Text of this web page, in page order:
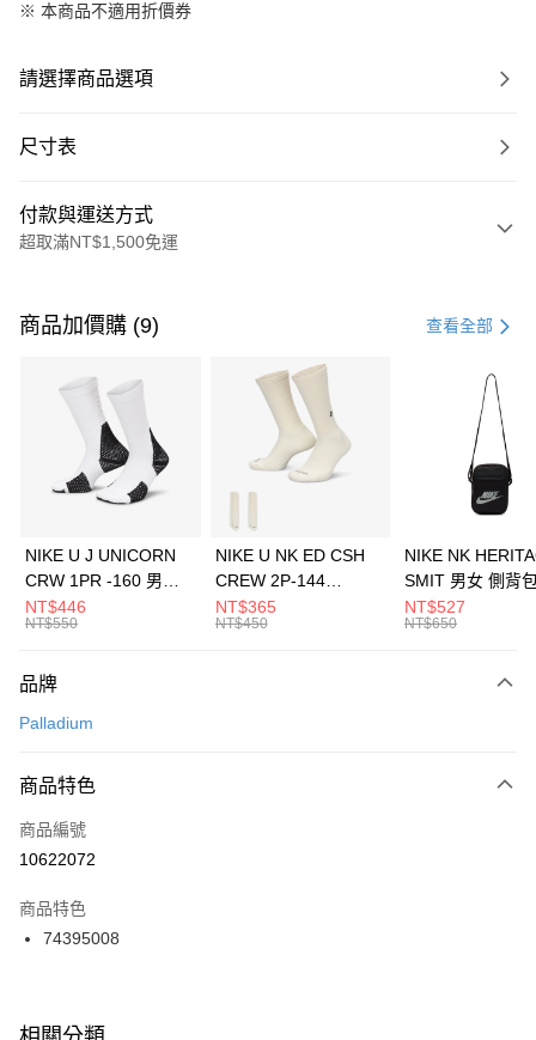
※ 本商品不適用折價券
請選擇商品選項
尺寸表
付款與運送方式
超取滿NT$1,500免運
信用卡一次付款
3 期 0 利率 每期 21家銀行
合作金庫商業銀行
第一商業銀行
華南商業銀行
彰化商業銀行
上海商業儲蓄銀行
元大商業銀行
台灣樂天信用卡公司
Apple Pay
全盈+PAY
AFTEE先享後付
【關於「AFTEE先享後付」】
便利好安心！
３．安心：先確認商品／服務後，再付款。
【「AFTEE先享後付」結帳流程】
１．於結帳方式選擇「AFTEE先享後付」後，將跳轉至「AFTEE先享後付」
２．訂單成立數日內，您將收到繳費通知簡訊。
３．收到繳費通知簡訊後14天內，點擊此簡訊中的連結，可透過四大超商／
ATM／網路銀行／等多元方式進行付款，方視為交易完成。
※ 交易是否成功請以「AFTEE先享後付 」之結帳頁面顯示為準，若有關於
運送方式
每筆NT$100，滿NT$1,500(含以上)免運費
宅配
每筆NT$100，滿NT$1,500(含以上)免運費
付款後門市自取
每筆NT$100，滿NT$1,500(含以上)免運費
商品加價購 (9) 查看全部
NIKE U J UNICORN
CRW 1PR -160 男女
中統襪 FZ3393100
NT$446
NT$550
NIKE U NK ED CSH
CREW 2P-144
EMBRDY 男女 短統襪
FZ3073133
NT$365
NT$450
NIKE NK
SMIT 男女 側背
BA5871010
NT$527
NT$650
品牌
Palladium
商品特色
商品編號
10622072
商品特色
74395008